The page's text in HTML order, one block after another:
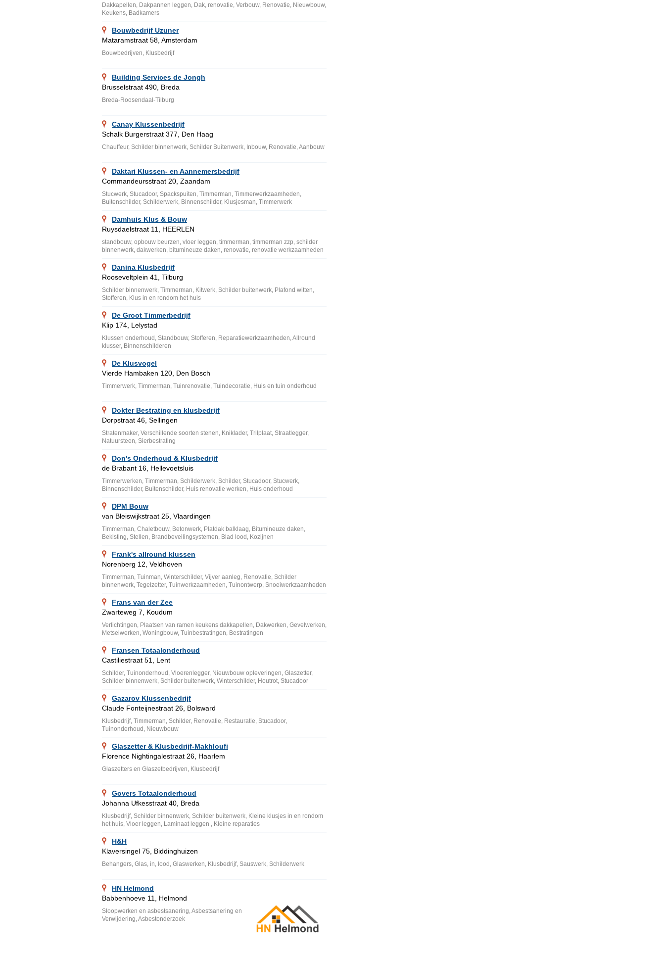
Dakkapellen, Dakpannen leggen, Dak, renovatie, Verbouw, Renovatie, Nieuwbouw,
Keukens, Badkamers
Bouwbedrijf Uzuner
Mataramstraat 58, Amsterdam
Bouwbedrijven, Klusbedrijf
Building Services de Jongh
Brusselstraat 490, Breda
Breda-Roosendaal-Tilburg
Canay Klussenbedrijf
Schalk Burgerstraat 377, Den Haag
Chauffeur, Schilder binnenwerk, Schilder Buitenwerk, Inbouw, Renovatie, Aanbouw
Daktari Klussen- en Aannemersbedrijf
Commandeursstraat 20, Zaandam
Stucwerk, Stucadoor, Spackspuiten, Timmerman, Timmerwerkzaamheden,
Buitenschilder, Schilderwerk, Binnenschilder, Klusjesman, Timmerwerk
Damhuis Klus & Bouw
Ruysdaelstraat 11, HEERLEN
standbouw, opbouw beurzen, vloer leggen, timmerman, timmerman zzp, schilder
binnenwerk, dakwerken, bitumineuze daken, renovatie, renovatie werkzaamheden
Danina Klusbedrijf
Rooseveltplein 41, Tilburg
Schilder binnenwerk, Timmerman, Kitwerk, Schilder buitenwerk, Plafond witten,
Stofferen, Klus in en rondom het huis
De Groot Timmerbedrijf
Klip 174, Lelystad
Klussen onderhoud, Standbouw, Stofferen, Reparatiewerkzaamheden, Allround
klusser, Binnenschilderen
De Klusvogel
Vierde Hambaken 120, Den Bosch
Timmerwerk, Timmerman, Tuinrenovatie, Tuindecoratie, Huis en tuin onderhoud
Dokter Bestrating en klusbedrijf
Dorpstraat 46, Sellingen
Stratenmaker, Verschillende soorten stenen, Kniklader, Trilplaat, Straatlegger,
Natuursteen, Sierbestrating
Don's Onderhoud & Klusbedrijf
de Brabant 16, Hellevoetsluis
Timmerwerken, Timmerman, Schilderwerk, Schilder, Stucadoor, Stucwerk,
Binnenschilder, Buitenschilder, Huis renovatie werken, Huis onderhoud
DPM Bouw
van Bleiswijkstraat 25, Vlaardingen
Timmerman, Chaletbouw, Betonwerk, Platdak balklaag, Bitumineuze daken,
Bekisting, Stellen, Brandbeveilingsystemen, Blad lood, Kozijnen
Frank's allround klussen
Norenberg 12, Veldhoven
Timmerman, Tuinman, Winterschilder, Vijver aanleg, Renovatie, Schilder
binnenwerk, Tegelzetter, Tuinwerkzaamheden, Tuinontwerp, Snoeiwerkzaamheden
Frans van der Zee
Zwarteweg 7, Koudum
Verlichtingen, Plaatsen van ramen keukens dakkapellen, Dakwerken, Gevelwerken,
Metselwerken, Woningbouw, Tuinbestratingen, Bestratingen
Fransen Totaalonderhoud
Castiliestraat 51, Lent
Schilder, Tuinonderhoud, Vloerenlegger, Nieuwbouw opleveringen, Glaszetter,
Schilder binnenwerk, Schilder buitenwerk, Winterschilder, Houtrot, Stucadoor
Gazarov Klussenbedrijf
Claude Fonteijnestraat 26, Bolsward
Klusbedrijf, Timmerman, Schilder, Renovatie, Restauratie, Stucadoor,
Tuinonderhoud, Nieuwbouw
Glaszetter & Klusbedrijf-Makhloufi
Florence Nightingalestraat 26, Haarlem
Glaszetters en Glaszetbedrijven, Klusbedrijf
Govers Totaalonderhoud
Johanna Ufkesstraat 40, Breda
Klusbedrijf, Schilder binnenwerk, Schilder buitenwerk, Kleine klusjes in en rondom
het huis, Vloer leggen, Laminaat leggen , Kleine reparaties
H&H
Klaversingel 75, Biddinghuizen
Behangers, Glas, in, lood, Glaswerken, Klusbedrijf, Sauswerk, Schilderwerk
HN Helmond
Babbenhoeve 11, Helmond
Sloopwerken en asbestsanering, Asbestsanering en
Verwijdering, Asbestonderzoek